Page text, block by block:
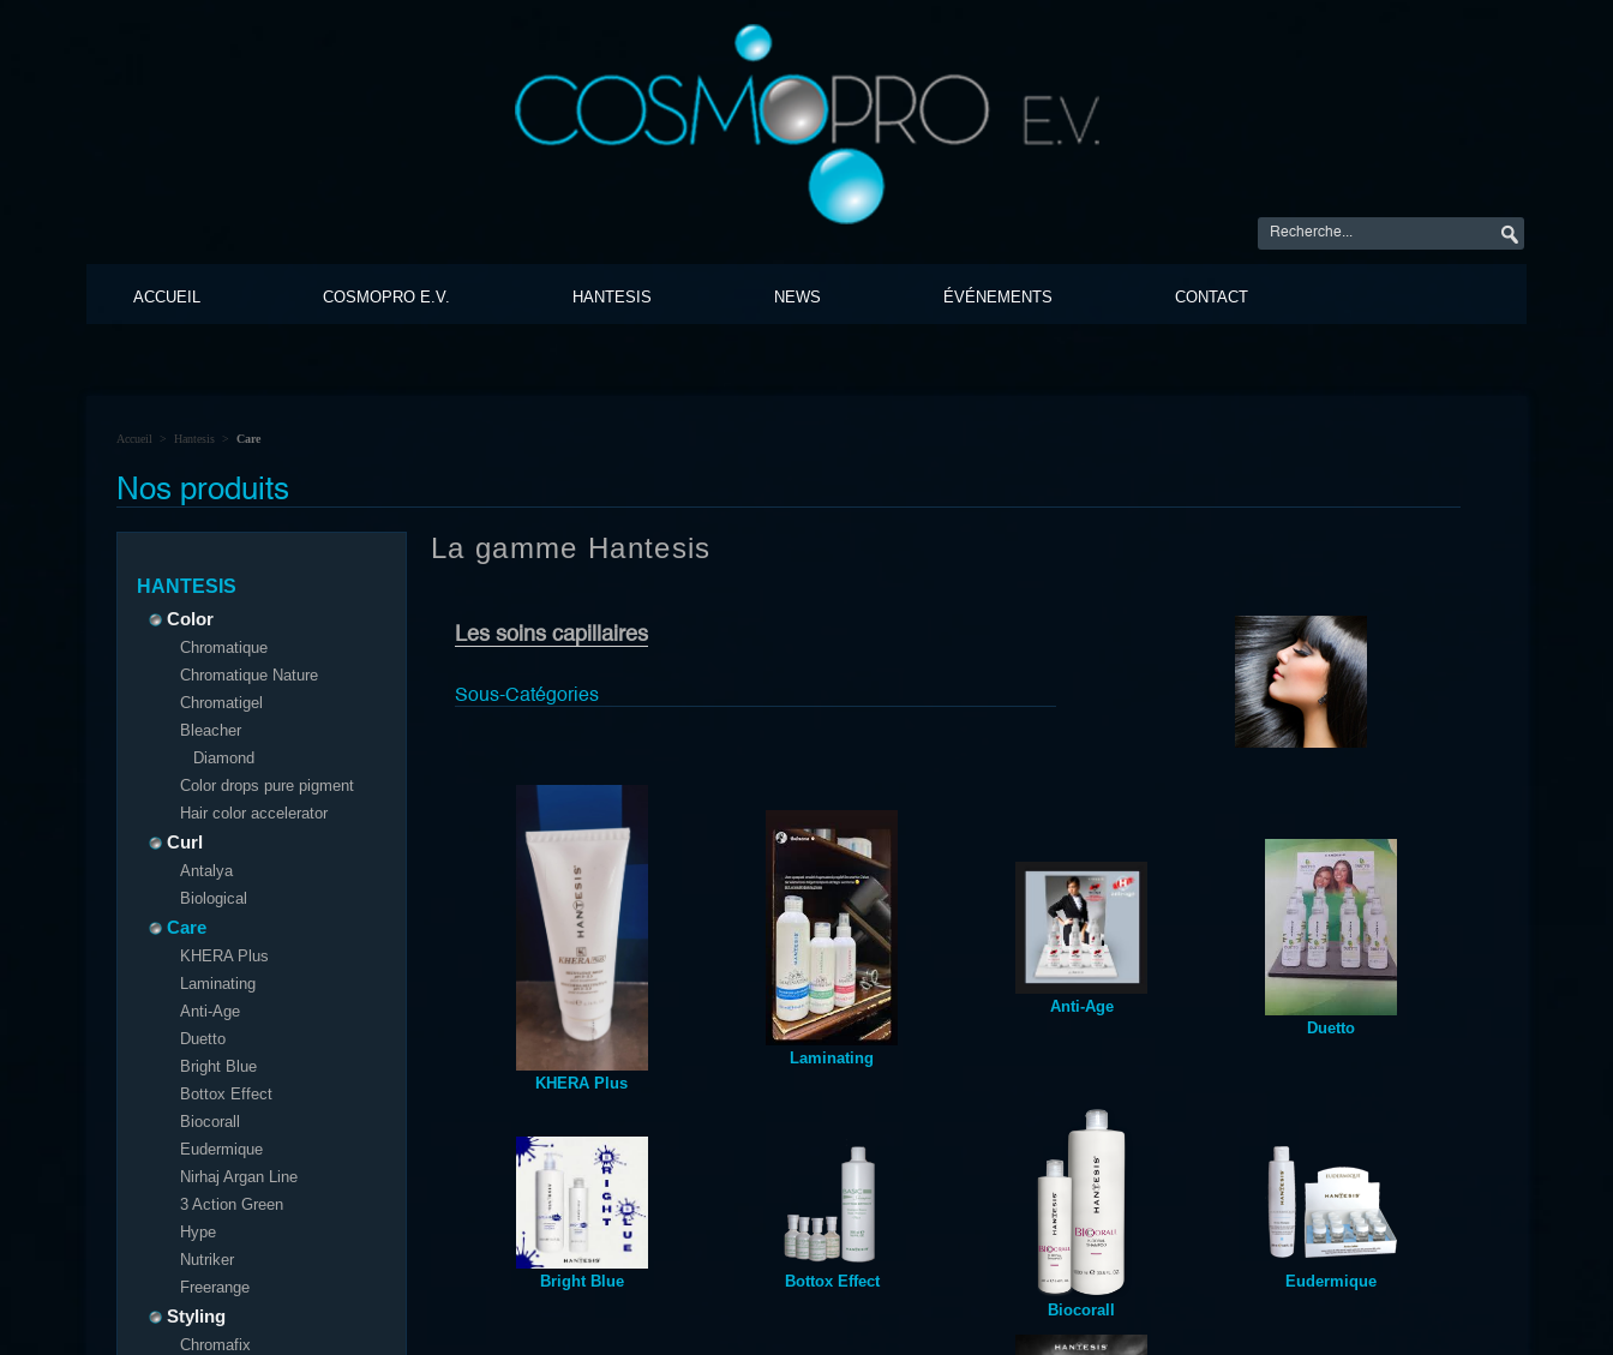
ACCUEIL COSMOPRO E.V. HANTESIS NEWS ÉVÉNEMENTS CONTACT
Accueil > Hantesis > Care
Nos produits
HANTESIS
Color
Chromatique
Chromatique Nature
Chromatigel
Bleacher
Diamond
Color drops pure pigment
Hair color accelerator
Curl
Antalya
Biological
Care
KHERA Plus
Laminating
Anti-Age
Duetto
Bright Blue
Bottox Effect
Biocorall
Eudermique
Nirhaj Argan Line
3 Action Green
Hype
Nutriker
Freerange
Styling
Chromafix
La gamme Hantesis
Les soins capillaires
Sous-Catégories
KHERA Plus
Laminating
Anti-Age
Duetto
Bright Blue
Bottox Effect
Biocorall
Eudermique